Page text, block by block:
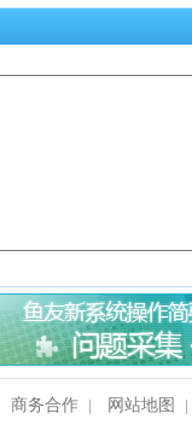
商务合作 网站地图